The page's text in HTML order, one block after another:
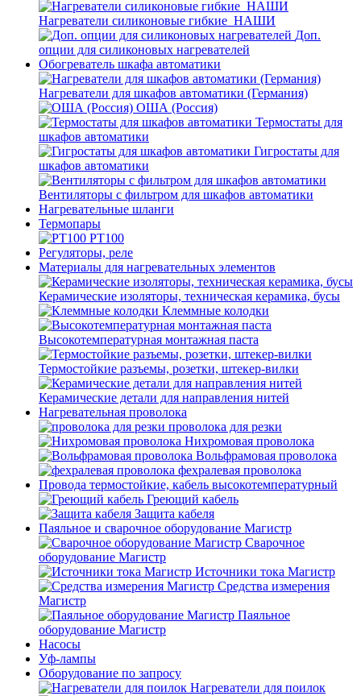
Нагреватели силиконовые гибкие_НАШИ
Доп.
опции для силиконовых нагревателей
Обогреватель шкафа автоматики
Нагреватели для шкафов автоматики (Германия)
ОША (Россия)
Термостаты для
шкафов автоматики
Гигростаты для
шкафов автоматики
Вентиляторы с фильтром для шкафов автоматики
Нагревательные шланги
Термопары
PT100
Регуляторы, реле
Материалы для нагревательных элементов
Керамические изоляторы, техническая керамика, бусы
Клеммные колодки
Высокотемпературная монтажная паста
Термостойкие разъемы, розетки, штекер-вилки
Керамические детали для направления нитей
Нагревательная проволока
проволока для резки
Нихромовая проволока
Вольфрамовая проволока
фехралевая проволока
Провода термостойкие, кабель высокотемпературный
Греющий кабель
Защита кабеля
Паяльное и сварочное оборудование Магистр
Сварочное
оборудование Магистр
Источники тока Магистр
Средства измерения
Магистр
Паяльное
оборудование Магистр
Насосы
Уф-лампы
Оборудование по запросу
Нагреватели для поилок